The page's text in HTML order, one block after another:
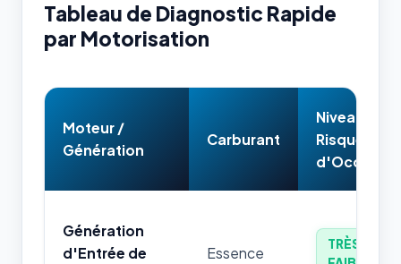
Tableau de Diagnostic Rapide
par Motorisation
Moteur /
Génération
Carburant
Niveau de
Risque
d'Occasion
Génération
d'Entrée de
Essence
TRÈS